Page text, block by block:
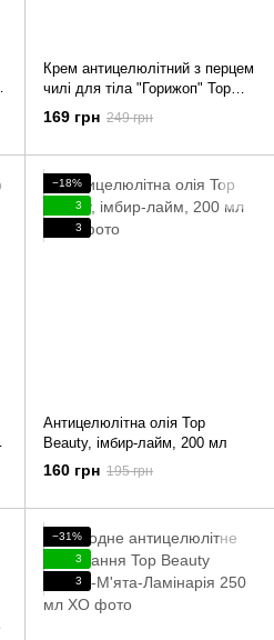
Крем антицелюлітний з перцем
чилі для тіла "Горижоп" Top
Beauty 100 мл
169 грн 249 грн
−18%
3
3
Антицелюлітна олія Top
Beauty, імбир-лайм, 200 мл
160 грн 195 грн
−31%
3
3